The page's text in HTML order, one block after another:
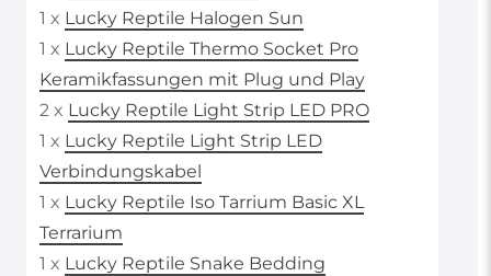
1 x Lucky Reptile Halogen Sun
1 x Lucky Reptile Thermo Socket Pro
Keramikfassungen mit Plug und Play
2 x Lucky Reptile Light Strip LED PRO
1 x Lucky Reptile Light Strip LED
Verbindungskabel
1 x Lucky Reptile Iso Tarrium Basic XL
Terrarium
1 x Lucky Reptile Snake Bedding